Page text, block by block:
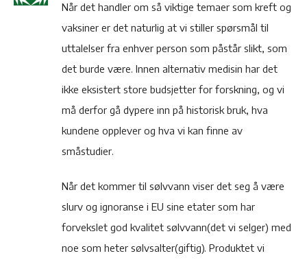
Når det handler om så viktige temaer som kreft og
vaksiner er det naturlig at vi stiller spørsmål til
uttalelser fra enhver person som påstår slikt, som
det burde være. Innen alternativ medisin har det
ikke eksistert store budsjetter for forskning, og vi
må derfor gå dypere inn på historisk bruk, hva
kundene opplever og hva vi kan finne av
småstudier.
Når det kommer til sølvvann viser det seg å være
slurv og ignoranse i EU sine etater som har
forvekslet god kvalitet sølvvann(det vi selger) med
noe som heter sølvsalter(giftig). Produktet vi